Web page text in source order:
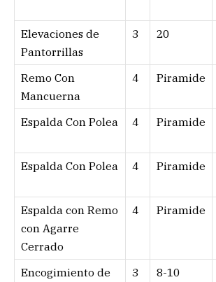
Elevaciones de
Pantorrillas
3 20
Remo Con
Mancuerna
4 Piramide
Espalda Con Polea
4 Piramide
Espalda Con Polea
4 Piramide
Espalda con Remo
con Agarre
Cerrado
4 Piramide
Encogimiento de
3 8-10